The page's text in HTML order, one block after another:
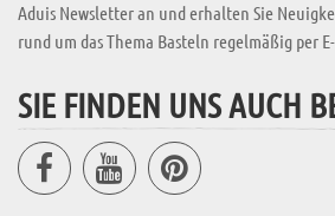
Aduis Newsletter an und erhalten Sie
rund um das Thema Basteln regelmäßig per
SIE FINDEN UNS AUCH